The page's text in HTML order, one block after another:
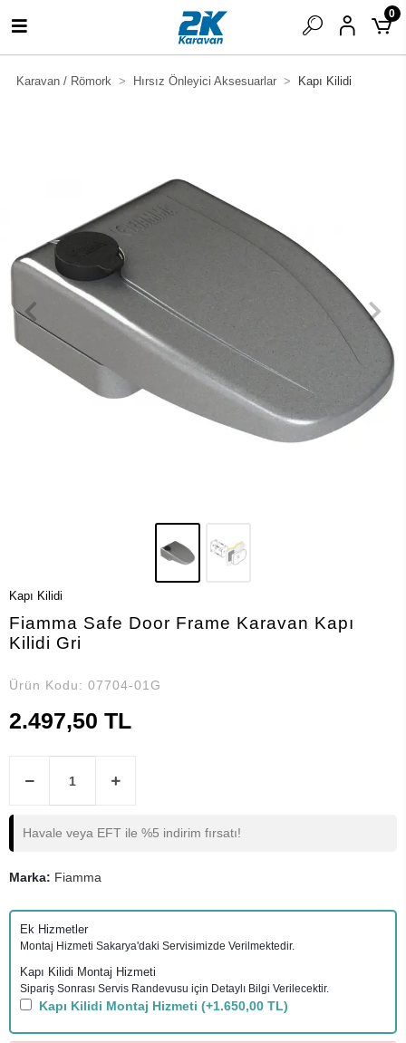
0
Karavan / Römork Hırsız Önleyici Aksesuarlar Kapı Kilidi
Kapı Kilidi
Fiamma Safe Door Frame Karavan Kapı
Kilidi Gri
Ürün Kodu: 07704-01G
2.497,50 TL
Havale veya EFT ile %5 indirim fırsatı!
Marka: Fiamma
Ek Hizmetler
Montaj Hizmeti Sakarya'daki Servisimizde Verilmektedir.
Kapı Kilidi Montaj Hizmeti
Sipariş Sonrası Servis Randevusu için Detaylı Bilgi Verilecektir.
Kapı Kilidi Montaj Hizmeti (+1.650,00 TL)